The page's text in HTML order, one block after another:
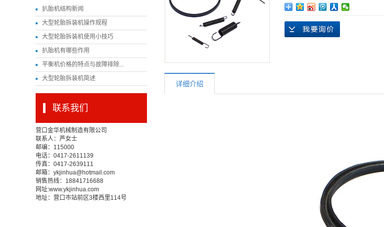
扒胎机结构新闻
大型轮胎拆装机操作规程
大型轮胎拆装机使用小技巧
扒胎机有哪些作用
平衡机价格的特点与故障排除...
大型轮胎拆装机简述
联系我们
营口金华机械制造有限公司
联系人：芦女士
邮编：115000
电话：0417-2611139
传真：0417-2639111
邮箱：ykjinhua@hotmail.com
销售热线：18841716688
网址:www.ykjinhua.com
地址：营口市站前区3楼西里114号
详细介绍